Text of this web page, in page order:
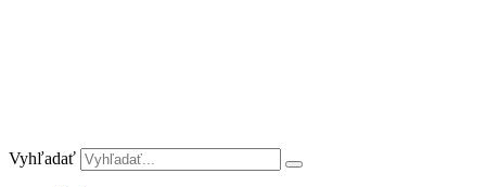
Vyhľadať